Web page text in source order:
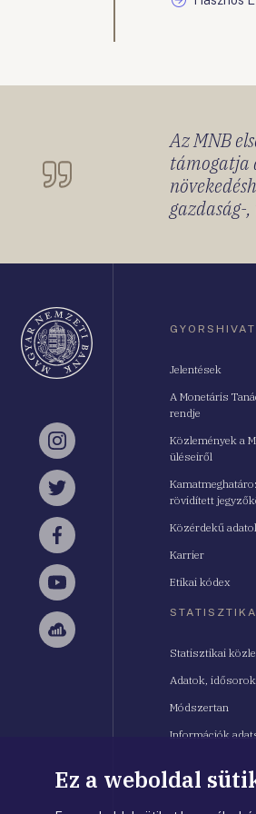
Az MNB
támogatja
Instagram
Twitter
Facebook
YouTube
Sellsy
Jelentések
A Monetáris
rendje
Közlemények a
üléseiről
rövidített
Közérdekű
Karrier
Etikai kódex
STATISZTIKA
Statisztikai
Adatok, idősorok
Módszertan
Információk
Ez a weboldal